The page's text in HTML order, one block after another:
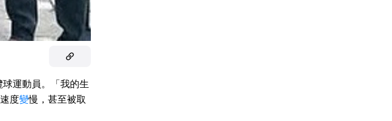
運動員。「我的生
度變慢，甚至被取